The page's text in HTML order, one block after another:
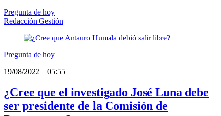
Pregunta de hoy
Redacción Gestión
Pregunta de hoy
19/08/2022
05:55
¿Cree que el investigado José Luna debe
ser presidente de la Comisión de